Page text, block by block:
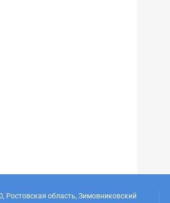
Ростовская область, Зимовниковский